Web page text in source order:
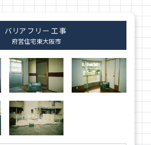
バリアフリー工事
府営住宅東大阪市